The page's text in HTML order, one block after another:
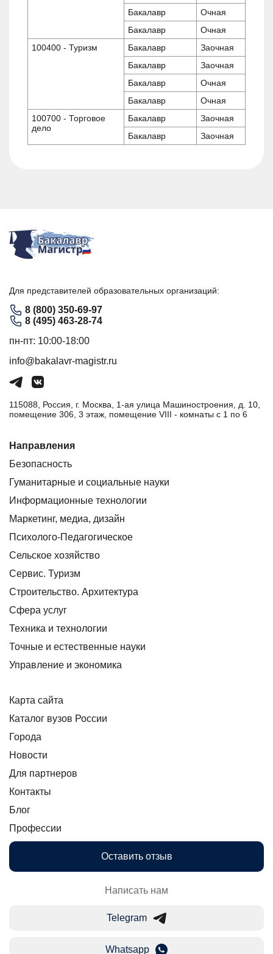
Бакалавр
Очная
Бакалавр
Очная
100400 - Туризм
Бакалавр
Заочная
Бакалавр
Заочная
Бакалавр
Очная
Бакалавр
Очная
100700 - Торговое
дело
Бакалавр
Заочная
Бакалавр
Заочная
Для представителей образовательных организаций:
8 (800) 350-69-97
8 (495) 463-28-74
пн-пт: 10:00-18:00
info@bakalavr-magistr.ru
115088, Россия, г. Москва, 1-ая улица Машиностроения, д. 10,
помещение 306, 3 этаж, помещение VIII - комнаты с 1 по 6
Направления
Безопасность
Гуманитарные и социальные науки
Информационные технологии
Маркетинг, медиа, дизайн
Психолого-Педагогическое
Сельское хозяйство
Сервис. Туризм
Строительство. Архитектура
Сфера услуг
Техника и технологии
Точные и естественные науки
Управление и экономика
Карта сайта
Каталог вузов России
Города
Новости
Для партнеров
Контакты
Блог
Профессии
Оставить отзыв
Написать нам
Telegram
Whatsapp